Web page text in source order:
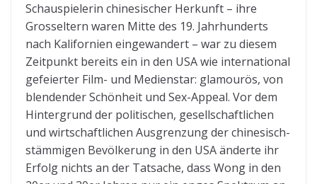
Schauspielerin chinesischer Herkunft – ihre
Grosseltern waren Mitte des 19. Jahrhunderts
nach Kalifornien eingewandert – war zu diesem
Zeitpunkt bereits ein in den USA wie international
gefeierter Film- und Medienstar: glamourös, von
blendender Schönheit und Sex-Appeal. Vor dem
Hintergrund der politischen, gesellschaftlichen
und wirtschaftlichen Ausgrenzung der chinesisch-
stämmigen Bevölkerung in den USA änderte ihr
Erfolg nichts an der Tatsache, dass Wong in den